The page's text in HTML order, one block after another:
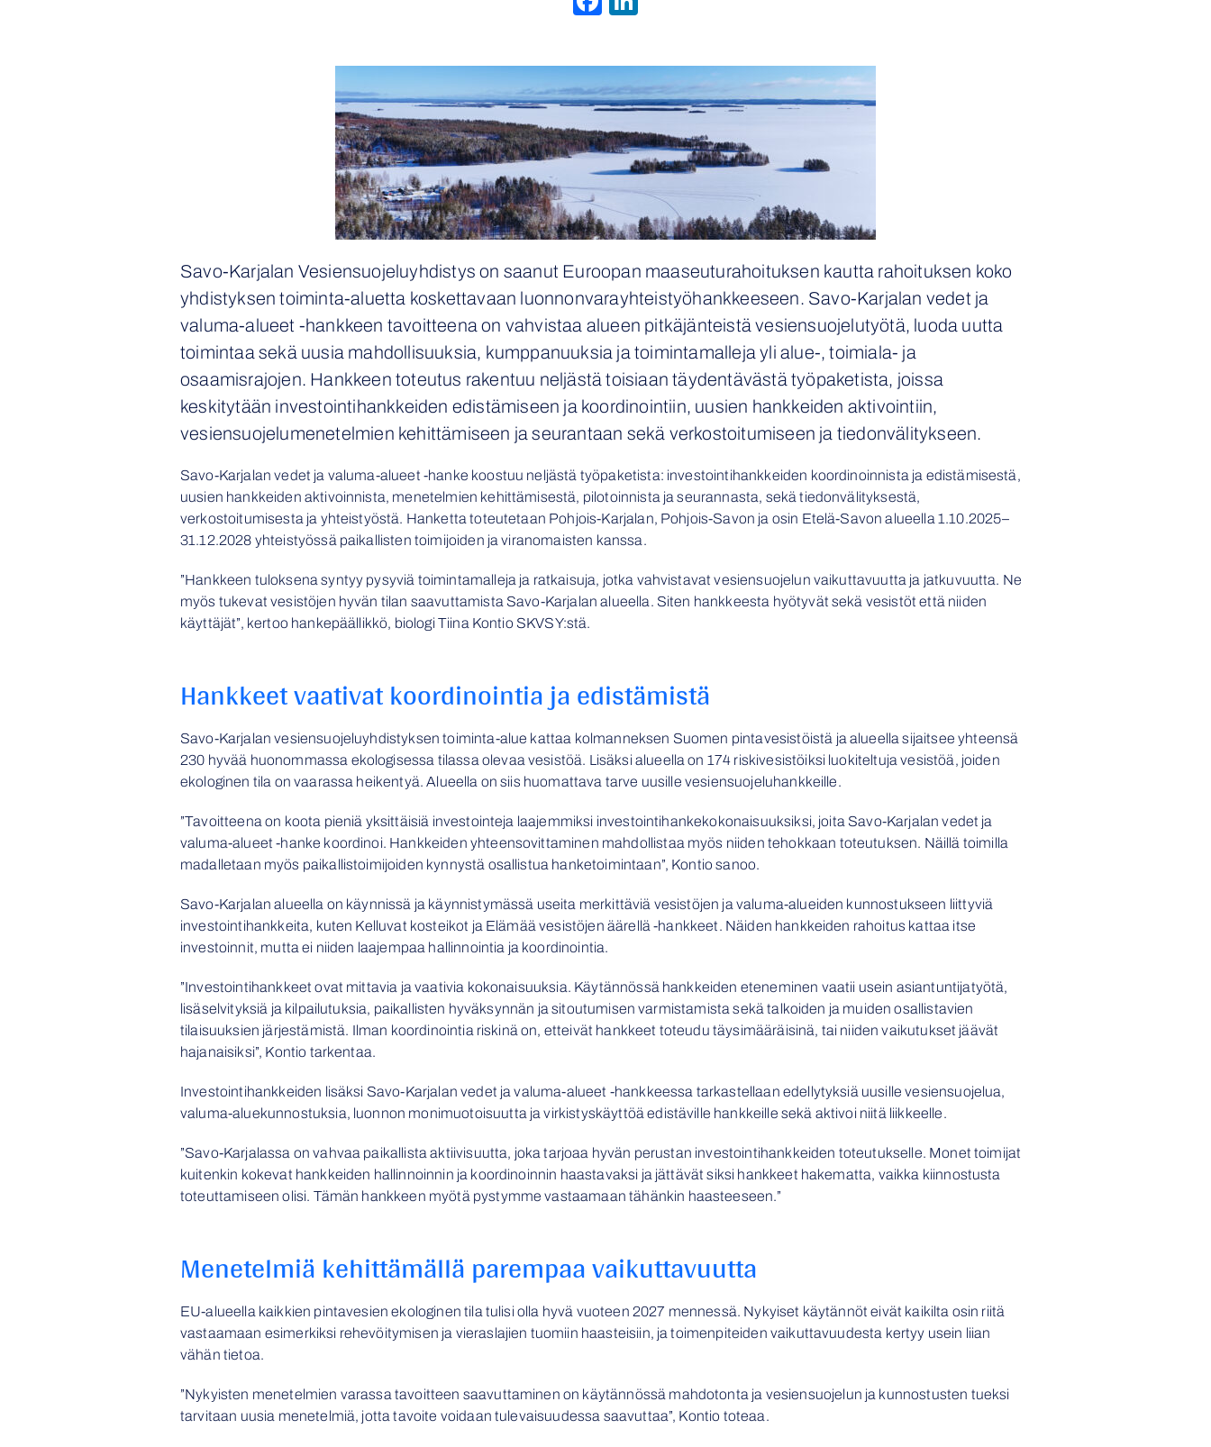
Savo-Karjalan Vesiensuojeluyhdistys on saanut Euroopan maaseuturahoituksen kautta rahoituksen koko
yhdistyksen toiminta-aluetta koskettavaan luonnonvarayhteistyöhankkeeseen. Savo-Karjalan vedet ja
valuma-alueet -hankkeen tavoitteena on vahvistaa alueen pitkäjänteistä vesiensuojelutyötä, luoda uutta
toimintaa sekä uusia mahdollisuuksia, kumppanuuksia ja toimintamalleja yli alue-, toimiala- ja
osaamisrajojen. Hankkeen toteutus rakentuu neljästä toisiaan täydentävästä työpaketista, joissa
keskitytään investointihankkeiden edistämiseen ja koordinointiin, uusien hankkeiden aktivointiin,
vesiensuojelumenetelmien kehittämiseen ja seurantaan sekä verkostoitumiseen ja tiedonvälitykseen.
Savo-Karjalan vedet ja valuma-alueet -hanke koostuu neljästä työpaketista: investointihankkeiden koordinoinnista ja edistämisestä,
uusien hankkeiden aktivoinnista, menetelmien kehittämisestä, pilotoinnista ja seurannasta, sekä tiedonvälityksestä,
verkostoitumisesta ja yhteistyöstä. Hanketta toteutetaan Pohjois-Karjalan, Pohjois-Savon ja osin Etelä-Savon alueella 1.10.2025–
31.12.2028 yhteistyössä paikallisten toimijoiden ja viranomaisten kanssa.
”Hankkeen tuloksena syntyy pysyviä toimintamalleja ja ratkaisuja, jotka vahvistavat vesiensuojelun vaikuttavuutta ja jatkuvuutta. Ne
myös tukevat vesistöjen hyvän tilan saavuttamista Savo-Karjalan alueella. Siten hankkeesta hyötyvät sekä vesistöt että niiden
käyttäjät”, kertoo hankepäällikkö, biologi Tiina Kontio SKVSY:stä.
Hankkeet vaativat koordinointia ja edistämistä
Savo-Karjalan vesiensuojeluyhdistyksen toiminta-alue kattaa kolmanneksen Suomen pintavesistöistä ja alueella sijaitsee yhteensä
230 hyvää huonommassa ekologisessa tilassa olevaa vesistöä. Lisäksi alueella on 174 riskivesistöiksi luokiteltuja vesistöä, joiden
ekologinen tila on vaarassa heikentyä. Alueella on siis huomattava tarve uusille vesiensuojeluhankkeille.
”Tavoitteena on koota pieniä yksittäisiä investointeja laajemmiksi investointihankekokonaisuuksiksi, joita Savo-Karjalan vedet ja
valuma-alueet -hanke koordinoi. Hankkeiden yhteensovittaminen mahdollistaa myös niiden tehokkaan toteutuksen. Näillä toimilla
madalletaan myös paikallistoimijoiden kynnystä osallistua hanketoimintaan”, Kontio sanoo.
Savo-Karjalan alueella on käynnissä ja käynnistymässä useita merkittäviä vesistöjen ja valuma-alueiden kunnostukseen liittyviä
investointihankkeita, kuten Kelluvat kosteikot ja Elämää vesistöjen äärellä -hankkeet. Näiden hankkeiden rahoitus kattaa itse
investoinnit, mutta ei niiden laajempaa hallinnointia ja koordinointia.
”Investointihankkeet ovat mittavia ja vaativia kokonaisuuksia. Käytännössä hankkeiden eteneminen vaatii usein asiantuntijatyötä,
lisäselvityksiä ja kilpailutuksia, paikallisten hyväksynnän ja sitoutumisen varmistamista sekä talkoiden ja muiden osallistavien
tilaisuuksien järjestämistä. Ilman koordinointia riskinä on, etteivät hankkeet toteudu täysimääräisinä, tai niiden vaikutukset jäävät
hajanaisiksi”, Kontio tarkentaa.
Investointihankkeiden lisäksi Savo-Karjalan vedet ja valuma-alueet -hankkeessa tarkastellaan edellytyksiä uusille vesiensuojelua,
valuma-aluekunnostuksia, luonnon monimuotoisuutta ja virkistyskäyttöä edistäville hankkeille sekä aktivoi niitä liikkeelle.
”Savo-Karjalassa on vahvaa paikallista aktiivisuutta, joka tarjoaa hyvän perustan investointihankkeiden toteutukselle. Monet toimijat
kuitenkin kokevat hankkeiden hallinnoinnin ja koordinoinnin haastavaksi ja jättävät siksi hankkeet hakematta, vaikka kiinnostusta
toteuttamiseen olisi. Tämän hankkeen myötä pystymme vastaamaan tähänkin haasteeseen.”
Menetelmiä kehittämällä parempaa vaikuttavuutta
EU-alueella kaikkien pintavesien ekologinen tila tulisi olla hyvä vuoteen 2027 mennessä. Nykyiset käytännöt eivät kaikilta osin riitä
vastaamaan esimerkiksi rehevöitymisen ja vieraslajien tuomiin haasteisiin, ja toimenpiteiden vaikuttavuudesta kertyy usein liian
vähän tietoa.
”Nykyisten menetelmien varassa tavoitteen saavuttaminen on käytännössä mahdotonta ja vesiensuojelun ja kunnostusten tueksi
tarvitaan uusia menetelmiä, jotta tavoite voidaan tulevaisuudessa saavuttaa”, Kontio toteaa.